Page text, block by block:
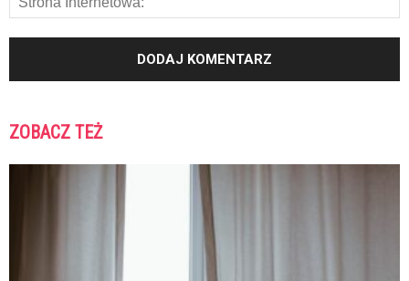
ZOBACZ TEŻ